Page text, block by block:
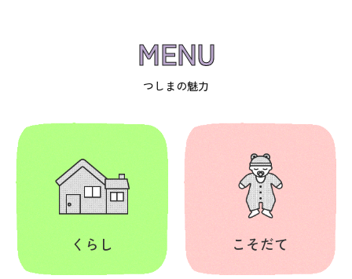
MENU
つしまの魅力
くらし こそだて